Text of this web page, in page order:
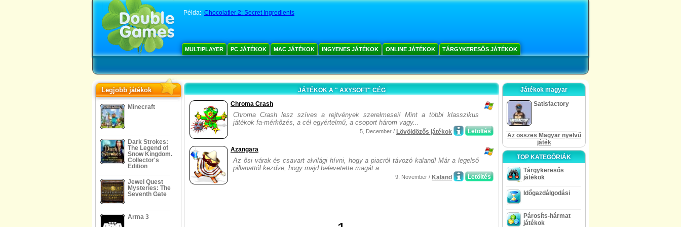
Példa: Chocolatier 2: Secret Ingredients
MULTIPLAYER PC JÁTÉKOK MAC JÁTÉKOK INGYENES JÁTÉKOK ONLINE JÁTÉKOK TÁRGYKERESŐS JÁTÉKOK
Legjobb játékok
Minecraft
Dark Strokes:
The Legend of
Snow Kingdom.
Collector's
Edition
Jewel Quest
Mysteries: The
Seventh Gate
Arma 3
JÁTÉKOK A " AXYSOFT" CÉG
Chroma Crash
Chroma Crash lesz szíves a rejtvények szerelmesei! Mint a többi klasszikus
játékok fa-mérkőzés, a cél egyértelmű, a csoport három vagy...
Letöltés
5, December / Lövöldözős játékok
Azangara
Az ősi várak és csavart alvilági hívni, hogy a piacról távozó kaland! Már a legelső
pillanattól kezdve, hogy majd belevetette magát a...
Letöltés
9, November / Kaland
Játékok magyar
Satisfactory
Az összes Magyar nyelvű
játék
TOP KATEGÓRIÁK
Tárgykeresős
játékok
Időgazdálgodási
Párosíts-hármat
játékok